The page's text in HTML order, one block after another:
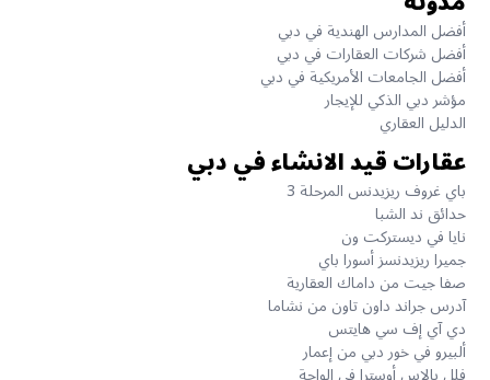
أفضل المدارس الهندية في دبي
أفضل شركات العقارات في دبي
أفضل الجامعات الأمريكية في دبي
مؤشر دبي الذكي للإيجار
الدليل العقاري
عقارات قيد الانشاء في دبي
باي غروف ريزيدنس المرحلة 3
حدائق ند الشبا
نايا في ديستركت ون
جميرا ريزيدنسز أسورا باي
صفا جيت من داماك العقارية
آدرس جراند داون تاون من نشاما
دي آي إف سي هايتس
ألبيرو في خور دبي من إعمار